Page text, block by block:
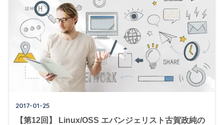
2017-01-25
【第12回】 Linux/OSS エバンジェリスト古賀政純の